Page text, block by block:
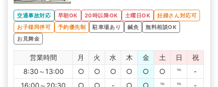
交通事故対応 早朝OK 20時以降OK 土曜日OK
妊婦さん対応可
お子様同伴可
予約優先制 駐車場あり 鍼灸
無料相談OK
お見舞金
営業時間 月 火 水 木 金 土 日
祝
8:30～13:00
○ ○ ○ ○ ○ ○ ℡
-
16:00～20:30
○ ○ - ○ ○ ℡ ℡ -